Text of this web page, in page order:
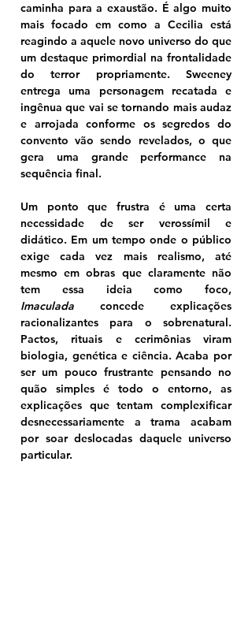
caminha para a exaustão. É algo muito
mais focado em como a Cecilia está
reagindo a aquele novo universo do que
um destaque primordial na frontalidade
do terror propriamente. Sweeney
entrega uma personagem recatada e
ingênua que vai se tornando mais audaz
e arrojada conforme os segredos do
convento vão sendo revelados, o que
gera uma grande performance na
sequência final.
Um ponto que frustra é uma certa
necessidade de ser verossímil e
didático. Em um tempo onde o público
exige cada vez mais realismo, até
mesmo em obras que claramente não
Imaculada concede explicações
racionalizantes para o sobrenatural.
Pactos, rituais e cerimônias viram
biologia, genética e ciência. Acaba por
ser um pouco frustrante pensando no
quão simples é todo o entorno, as
explicações que tentam complexificar
desnecessariamente a trama acabam
por soar deslocadas daquele universo
particular.